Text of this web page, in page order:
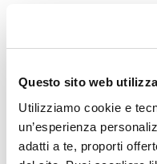
Questo sito web
Utilizziamo cookie e
un’esperienza
adatti a te, proporti
I prezzi
variare?
Aggiornato 6 mesi fa